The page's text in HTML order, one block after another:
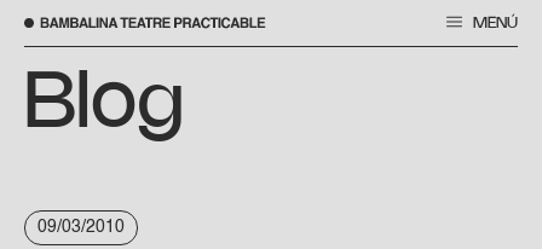
Saltar
contenido
MENÚ
Blog
09/03/2010